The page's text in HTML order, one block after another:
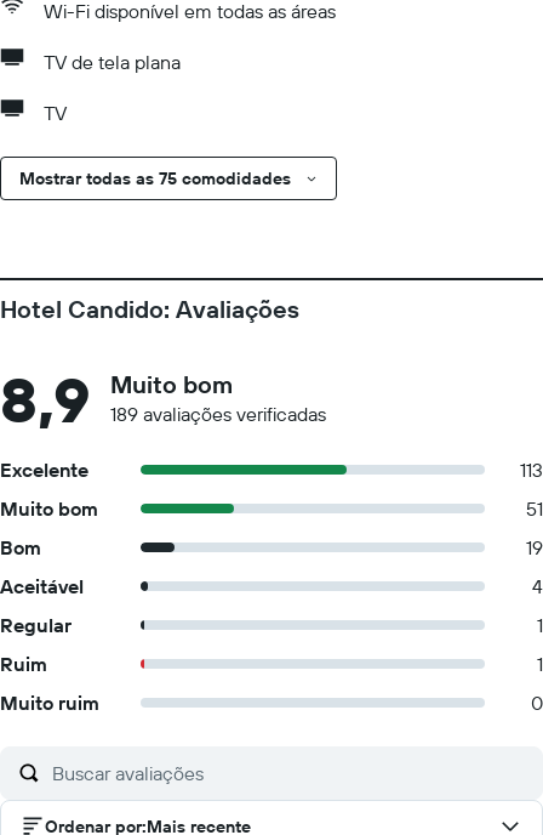
Wi-Fi disponível em todas as áreas
TV de tela plana
TV
Mostrar todas as 75 comodidades
Hotel Candido: Avaliações
8,9 Muito bom
189 avaliações verificadas
Excelente
113
Muito bom
51
Bom
19
Aceitável
4
Regular
1
Ruim
1
Muito ruim
0
Ordenar por:Mais recente